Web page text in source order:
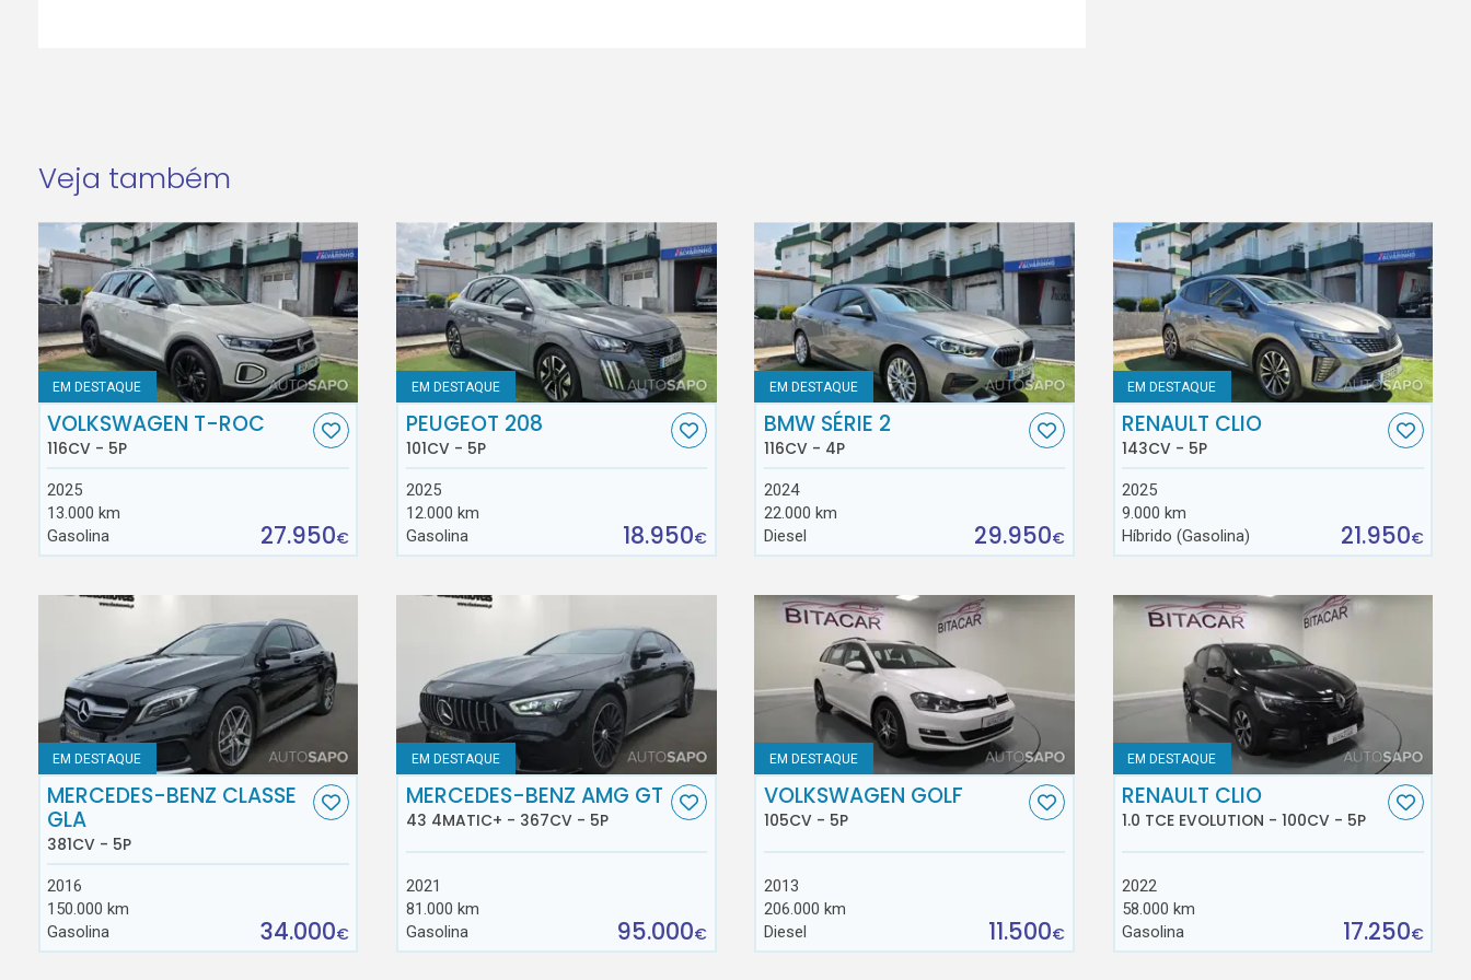
Veja também
EM DESTAQUE
VOLKSWAGEN T-ROC
116CV - 5P
2025
13.000 km
Gasolina
27.950€
EM DESTAQUE
PEUGEOT 208
101CV - 5P
2025
12.000 km
Gasolina
18.950€
EM DESTAQUE
BMW SÉRIE 2
116CV - 4P
2024
22.000 km
Diesel
29.950€
EM DESTAQUE
RENAULT CLIO
143CV - 5P
2025
9.000 km
Híbrido (Gasolina)
21.950€
EM DESTAQUE
MERCEDES-BENZ CLASSE
GLA
381CV - 5P
2016
150.000 km
Gasolina
34.000€
EM DESTAQUE
MERCEDES-BENZ AMG GT
43 4MATIC+ - 367CV - 5P
2021
81.000 km
Gasolina
95.000€
EM DESTAQUE
VOLKSWAGEN GOLF
105CV - 5P
2013
206.000 km
Diesel
11.500€
EM DESTAQUE
RENAULT CLIO
1.0 TCE EVOLUTION - 100CV - 5P
2022
58.000 km
Gasolina
17.250€